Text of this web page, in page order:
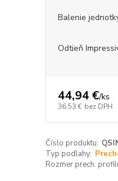
Balenie
Odtieň
44,94 €/ks
36,53 € bez DPH
Číslo produktu:
Typ podlahy:
Rozmer prech.